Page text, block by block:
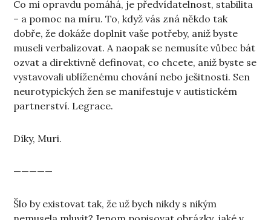
Co mi opravdu pomáhá, je předvídatelnost, stabilita
– a pomoc na míru. To, když vás zná někdo tak
dobře, že dokáže doplnit vaše potřeby, aniž byste
museli verbalizovat. A naopak se nemusíte vůbec bát
ozvat a direktivně definovat, co chcete, aniž byste se
vystavovali ublíženému chování nebo ješitnosti. Sen
neurotypických žen se manifestuje v autistickém
partnerství. Legrace.
Díky, Muri.
—————
Šlo by existovat tak, že už bych nikdy s nikým